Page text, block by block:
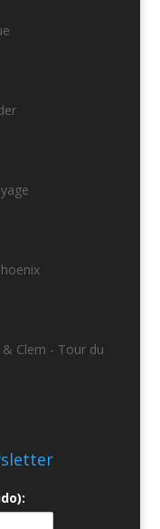
& Clem - Tour du